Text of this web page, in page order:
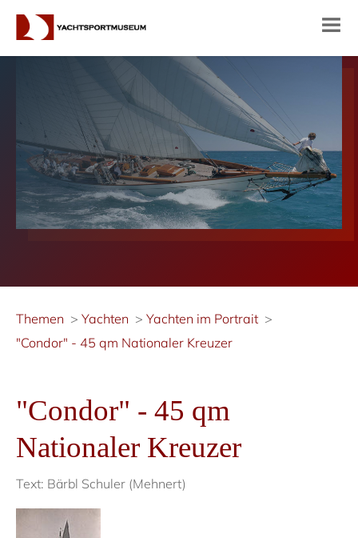
Themen Yachten
Yachten im Portrait
"Condor" - 45 qm Nationaler Kreuzer
"Condor" - 45 qm
Nationaler Kreuzer
Text: Bärbl Schuler (Mehnert)